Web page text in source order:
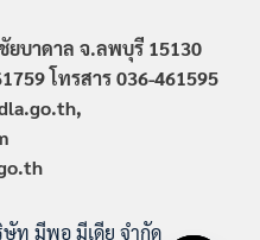
บาดาล จ.ลพบุรี 15130
โทรสาร 036-461595
ท มีพอ มีเดีย จำกัด